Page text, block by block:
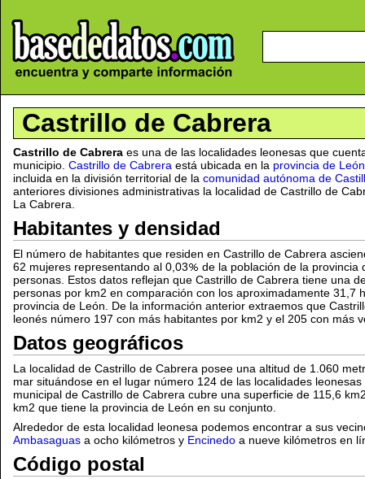
Castrillo de Cabrera
Castrillo de Cabrera es una de las localidades leonesas que
municipio. Castrillo de Cabrera está ubicada en la provincia de León
incluida en la división territorial de la comunidad autónoma de
anteriores divisiones administrativas la localidad de Castrillo de
La Cabrera.
Habitantes y densidad
El número de habitantes que residen en Castrillo de Cabrera
62 mujeres representando al 0,03
de la población de la provincia
personas. Estos datos reflejan que Castrillo de Cabrera tiene una
personas por km2 en comparación con los aproximadamente 31,7
provincia de León. De la información anterior extraemos que
leonés número 197 con más habitantes por km2 y el 205 con más
Datos geográficos
La localidad de Castrillo de Cabrera posee una altitud de 1.060
mar situándose en el lugar número 124 de las localidades
municipal de Castrillo de Cabrera cubre una superficie de 115,6
km2 que tiene la provincia de León en su conjunto.
Alrededor de esta localidad leonesa podemos encontrar a sus
Ambasaguas a ocho kilómetros y Encinedo a nueve kilómetros en
Código postal